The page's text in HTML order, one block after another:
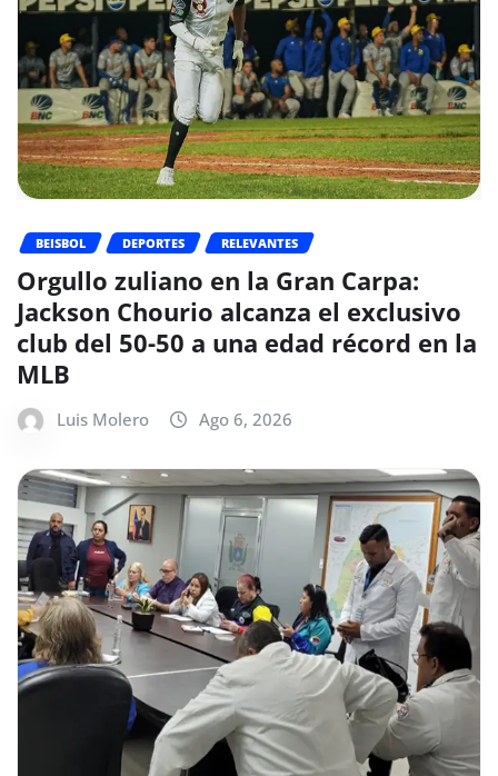
BEISBOL DEPORTES RELEVANTES
Orgullo zuliano en la Gran Carpa:
Jackson Chourio alcanza el exclusivo
club del 50-50 a una edad récord en la
MLB
Luis Molero Ago 6, 2026